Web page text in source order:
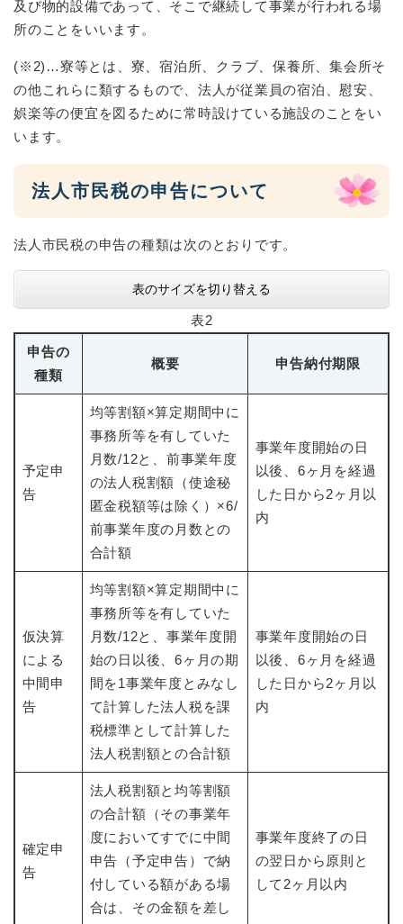
及び物的設備であって、そこで継続して事業が行われる場
所のことをいいます。
(※2)…寮等とは、寮、宿泊所、クラブ、保養所、集会所そ
の他これらに類するもので、法人が従業員の宿泊、慰安、
娯楽等の便宜を図るために常時設けている施設のことをい
います。
法人市民税の申告について
法人市民税の申告の種類は次のとおりです。
表のサイズを切り替える
表2
申告の
種類
概要 申告納付期限
予定申
告
均等割額×算定期間中に
事務所等を有していた
月数/12と、前事業年度
の法人税割額（使途秘
匿金税額等は除く）×6/
前事業年度の月数との
合計額
事業年度開始の日
以後、6ヶ月を経過
した日から2ヶ月以
内
仮決算
による
中間申
告
均等割額×算定期間中に
事務所等を有していた
月数/12と、事業年度開
始の日以後、6ヶ月の期
間を1事業年度とみなし
て計算した法人税を課
税標準として計算した
法人税割額との合計額
事業年度開始の日
以後、6ヶ月を経過
した日から2ヶ月以
内
確定申
告
法人税割額と均等割額
の合計額（その事業年
度においてすでに中間
申告（予定申告）で納
付している額がある場
合は、その金額を差し
事業年度終了の日
の翌日から原則と
して2ヶ月以内